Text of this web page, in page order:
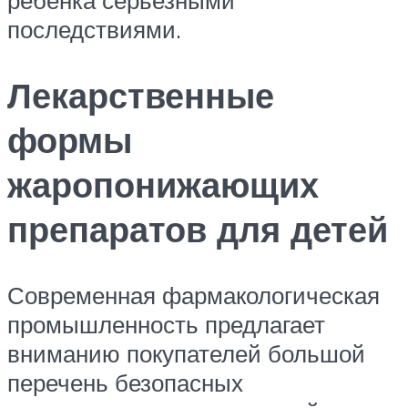
последствиями.
Лекарственные
формы
жаропонижающих
препаратов для детей
Современная фармакологическая
промышленность предлагает
вниманию покупателей большой
перечень безопасных